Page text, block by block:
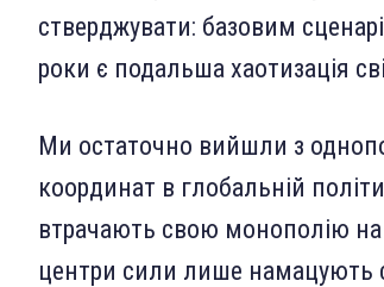
стверджувати: базовим
роки є подальша хаотизація
Ми остаточно вийшли з
координат в глобальній
втрачають свою монополію
центри сили лише намацують